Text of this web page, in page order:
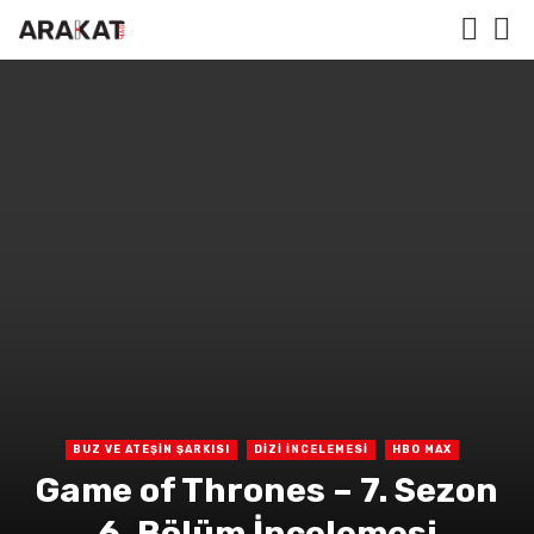
BUZ VE ATEŞİN ŞARKISI DİZİ İNCELEMESİ HBO MAX
Game of Thrones – 7. Sezon